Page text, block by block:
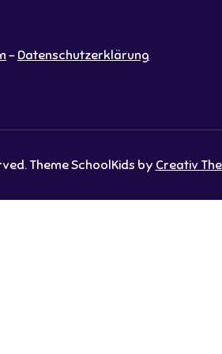
- Datenschutzerklärung
Theme SchoolKids by Creativ